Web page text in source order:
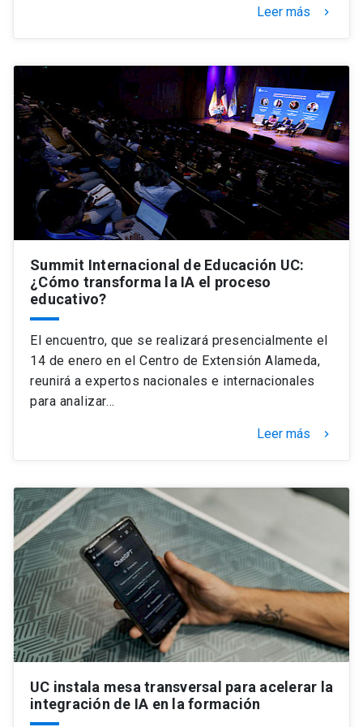
Leer más keyboard_arrow_right
Summit Internacional de Educación UC:
¿Cómo transforma la IA el proceso
educativo?
El encuentro, que se realizará presencialmente el
14 de enero en el Centro de Extensión Alameda,
reunirá a expertos nacionales e internacionales
para analizar…
Leer más keyboard_arrow_right
UC instala mesa transversal para acelerar la
integración de IA en la formación